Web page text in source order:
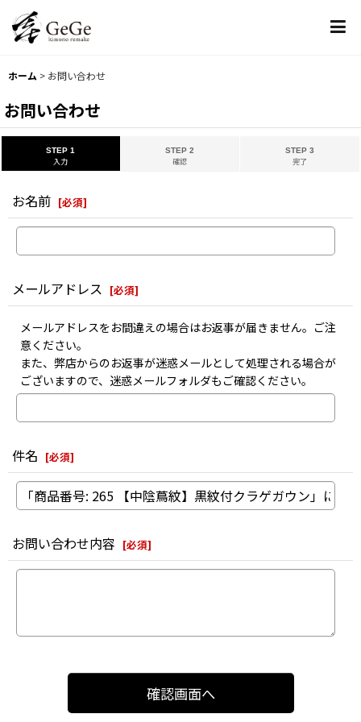
ホーム > お問い合わせ
お問い合わせ
STEP 1
入力
STEP 2
確認
STEP 3
完了
お名前 [必須]
メールアドレス [必須]
メールアドレスをお間違えの場合はお返事が届きません。ご注
意ください。
また、弊店からのお返事が迷惑メールとして処理される場合が
ございますので、迷惑メールフォルダもご確認ください。
件名 [必須]
お問い合わせ内容 [必須]
確認画面へ